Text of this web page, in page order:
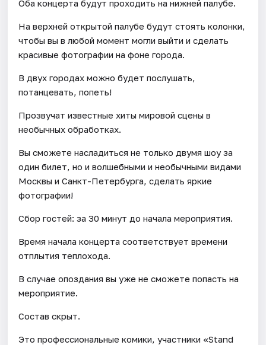
Оба концерта будут проходить на нижней палубе.
На верхней открытой палубе будут стоять колонки,
чтобы вы в любой момент могли выйти и сделать
красивые фотографии на фоне города.
В двух городах можно будет послушать,
потанцевать, попеть!
Прозвучат известные хиты мировой сцены в
необычных обработках.
Вы сможете насладиться не только двумя шоу за
один билет, но и волшебными и необычными видами
Москвы и Санкт-Петербурга, сделать яркие
фотографии!
Сбор гостей: за 30 минут до начала мероприятия.
Время начала концерта соответствует времени
отплытия теплохода.
В случае опоздания вы уже не сможете попасть на
мероприятие.
Состав скрыт.
Это профессиональные комики, участники «Stand